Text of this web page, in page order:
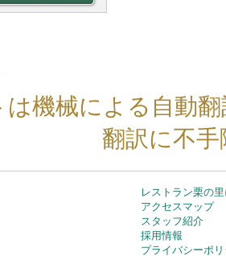
は機械による自動
翻訳に不
レストラン栗の
アクセスマップ
スタッフ紹介
採用情報
プライバシーポ